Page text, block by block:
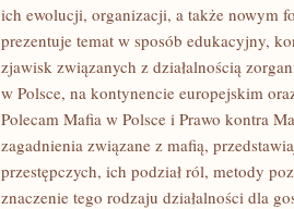
ich ewolucji, organizacji, a także nowym
prezentuje temat w sposób edukacyjny,
zjawisk związanych z działalnością
w Polsce, na kontynencie europejskim
Polecam Mafia w Polsce i Prawo kontra
zagadnienia związane z mafią,
przestępczych, ich podział ról, metody
znaczenie tego rodzaju działalności dla